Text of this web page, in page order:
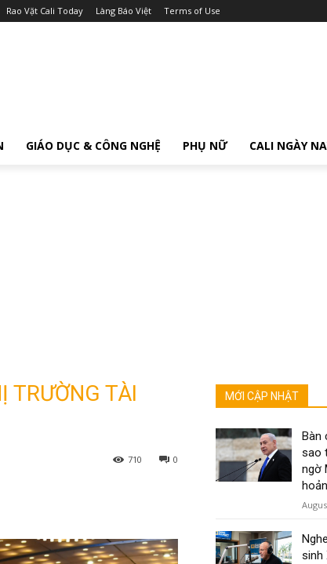
Rao Vặt Cali Today Làng Báo Việt Terms of Use
GIÁO DỤC & CÔNG NGHỆ PHỤ NỮ CALI NGÀY
TRƯỜNG TÀI
0
710
MỚI CẬP NHẬT
Bàn
sao
ngờ
sinh